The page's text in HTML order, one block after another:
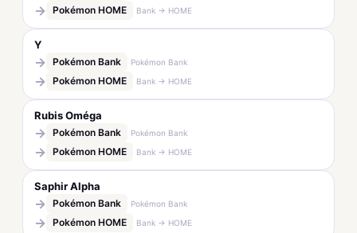
→ Pokémon HOME Bank → HOME
Y
→ Pokémon Bank Pokémon Bank
→ Pokémon HOME Bank → HOME
Rubis Oméga
→ Pokémon Bank Pokémon Bank
→ Pokémon HOME Bank → HOME
Saphir Alpha
→ Pokémon Bank Pokémon Bank
→ Pokémon HOME Bank → HOME